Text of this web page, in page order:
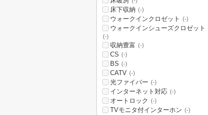
床下収納 (-)
ウォークインクロゼット (-)
ウォークインシューズクロゼット
(-)
収納豊富 (-)
CS (-)
BS (-)
CATV (-)
光ファイバー (-)
インターネット対応 (-)
オートロック (-)
TVモニタ付インターホン (-)